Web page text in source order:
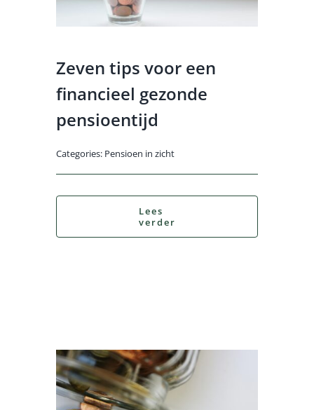
Contact
Log Out
Zeven tips voor een
financieel gezonde
pensioentijd
Categories: Pensioen in zicht
Lees
verder